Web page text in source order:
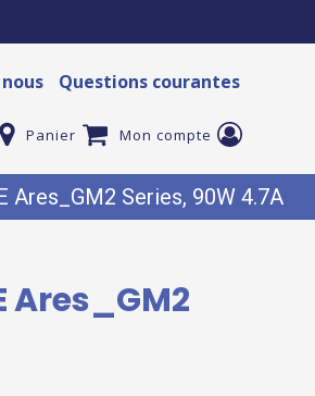
Questions courantes
Panier Mon compte
Ares_GM2 Series, 90W 4.7A
Ares_GM2